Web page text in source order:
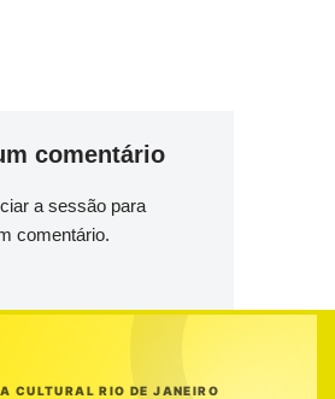
comentário
a sessão para
comentário.
CULTURAL RIO DE JANEIRO